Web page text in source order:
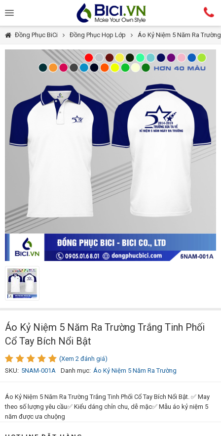
Đồng Phục BiCi Đồng Phục Họp Lớp Áo Kỷ Niệm 5 Năm Ra Trường
Áo Kỷ Niệm 5 Năm Ra Trường Trắng Tinh Phối
Cổ Tay Bích Nổi Bật
(Xem 2 đánh giá)
SKU: 5NAM-001A Danh mục: Áo Kỷ Niệm 5 Năm Ra Trường
Áo Kỷ Niệm 5 Năm Ra Trường Trắng Tinh Phối Cổ Tay Bích Nổi Bật. ✅ May
theo số lượng yêu cầu✅ Kiểu dáng chỉn chu, dễ mặc✅ Mẫu áo kỷ niệm 5
năm được ưa chuộng